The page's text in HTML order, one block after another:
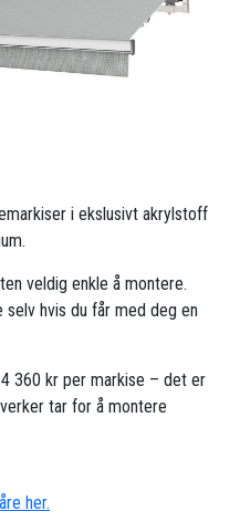
i ekslusivt akrylstoff
veldig enkle å montere.
hvis du får med deg en
360 kr per markise – det er
tar for å montere
her.